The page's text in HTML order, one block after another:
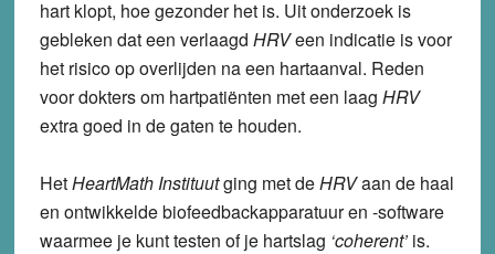
hart klopt, hoe gezonder het is. Uit onderzoek is
gebleken dat een verlaagd HRVeen indicatie is voor
het risico op overlijden na een hartaanval. Reden
voor dokters om hartpatiënten met een laag HRV
extra goed in de gaten te houden.
HetHeartMath Instituutging met deHRVaan de haal
en ontwikkelde biofeedbackapparatuur en -software
waarmee je kunt testen of je hartslag ‘coherent’is.